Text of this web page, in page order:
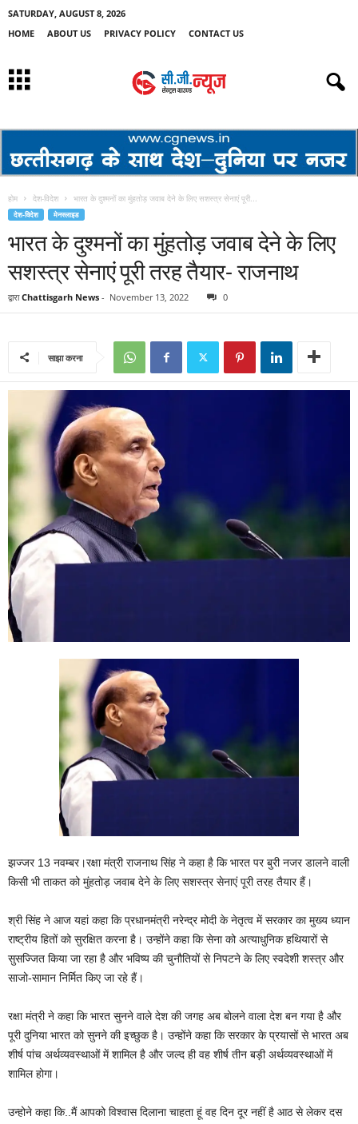
SATURDAY, AUGUST 8, 2026
HOME
ABOUT US PRIVACY POLICY CONTACT US
होम देश-विदेश भारत के दुश्मनों का मुंहतोड़ जवाब देने के लिए सशस्त्र सेनाएं पूरी...
देश-विदेश मेनस्लाइड
भारत के दुश्मनों का मुंहतोड़ जवाब देने के लिए
सशस्त्र सेनाएं पूरी तरह तैयार- राजनाथ
द्वारा Chattisgarh News - November 13, 2022 0
साझा करना
झज्जर 13 नवम्बर।रक्षा मंत्री राजनाथ सिंह ने कहा है कि भारत पर बुरी नजर डालने वाली
किसी भी ताकत को मुंहतोड़ जवाब देने के लिए सशस्त्र सेनाएं पूरी तरह तैयार हैं।
श्री सिंह ने आज यहां कहा कि प्रधानमंत्री नरेन्द्र मोदी के नेतृत्व में सरकार का मुख्य ध्यान
राष्ट्रीय हितों को सुरक्षित करना है। उन्होंने कहा कि सेना को अत्याधुनिक हथियारों से
सुसज्जित किया जा रहा है और भविष्य की चुनौतियों से निपटने के लिए स्वदेशी शस्त्र और
साजो-सामान निर्मित किए जा रहे हैं।
रक्षा मंत्री ने कहा कि भारत सुनने वाले देश की जगह अब बोलने वाला देश बन गया है और
पूरी दुनिया भारत को सुनने की इच्छुक है। उन्होंने कहा कि सरकार के प्रयासों से भारत अब
शीर्ष पांच अर्थव्यवस्थाओं में शामिल है और जल्द ही वह शीर्ष तीन बड़ी अर्थव्यवस्थाओं में
शामिल होगा।
उन्होने कहा कि..मैं आपको विश्‍वास दिलाना चाहता हूं वह दिन दूर नहीं है आठ से लेकर दस